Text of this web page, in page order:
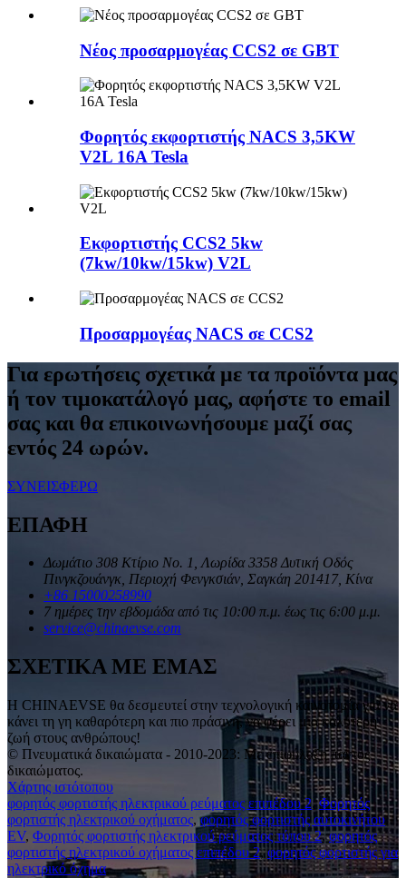
Νέος προσαρμογέας CCS2 σε GBT
Φορητός εκφορτιστής NACS 3,5KW
V2L 16A Tesla
Εκφορτιστής CCS2 5kw
(7kw/10kw/15kw) V2L
Προσαρμογέας NACS σε CCS2
Για ερωτήσεις σχετικά με τα προϊόντα μας
ή τον τιμοκατάλογό μας, αφήστε το email
σας και θα επικοινωνήσουμε μαζί σας
εντός 24 ωρών.
ΣΥΝΕΙΣΦΕΡΩ
ΕΠΑΦΗ
Δωμάτιο 308 Κτίριο Νο. 1, Λωρίδα 3358 Δυτική Οδός
Πινγκζουάνγκ, Περιοχή Φενγκσιάν, Σαγκάη 201417, Κίνα
+86 15000258990
7 ημέρες την εβδομάδα από τις 10:00 π.μ. έως τις 6:00 μ.μ.
service@chinaevse.com
ΣΧΕΤΙΚΑ ΜΕ ΕΜΑΣ
Η CHINAEVSE θα δεσμευτεί στην τεχνολογική καινοτομία για να
κάνει τη γη καθαρότερη και πιο πράσινη, να φέρει μια καλύτερη
ζωή στους ανθρώπους!
© Πνευματικά δικαιώματα - 2010-2023: Με επιφύλαξη παντός
δικαιώματος.
Χάρτης ιστότοπου
φορητός φορτιστής ηλεκτρικού ρεύματος επιπέδου 2,Φορητός
φορτιστής ηλεκτρικού οχήματος,φορητός φορτιστής αυτοκινήτου
EV, Φορητός φορτιστής ηλεκτρικού ρεύματος τύπου 2,φορητός
φορτιστής ηλεκτρικού οχήματος επιπέδου 2,φορητός φορτιστής για
ηλεκτρικό όχημα,